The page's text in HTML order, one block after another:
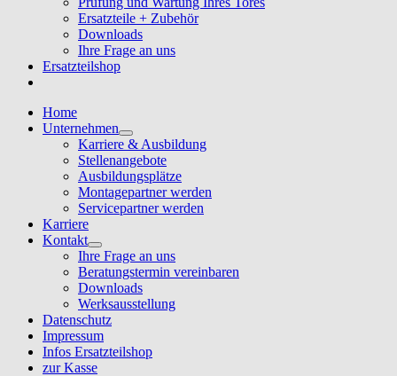
Ersatzteile + Zubehör
Downloads
Ihre Frage an uns
Ersatzteilshop
Home
Unternehmen
Karriere & Ausbildung
Stellenangebote
Ausbildungsplätze
Montagepartner werden
Servicepartner werden
Karriere
Kontakt
Ihre Frage an uns
Beratungstermin vereinbaren
Downloads
Werksausstellung
Datenschutz
Impressum
Infos Ersatzteilshop
zur Kasse